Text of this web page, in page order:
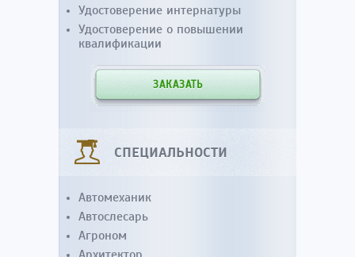
Удостоверение интернатуры
Удостоверение о повышении
квалификации
ЗАКАЗАТЬ
СПЕЦИАЛЬНОСТИ
Автомеханик
Автослесарь
Агроном